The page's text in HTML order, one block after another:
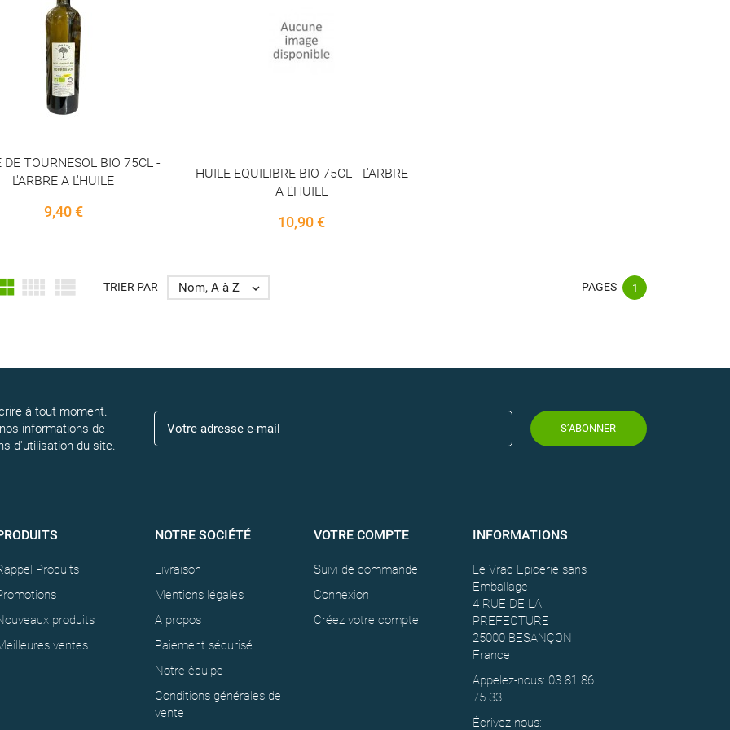
DE TOURNESOL BIO 75CL -
L'ARBRE A L'HUILE
Price
9,40 €
HUILE EQUILIBRE BIO 75CL - L'ARBRE
A L'HUILE
Price
10,90 €
  TRIER PAR Nom, A à Z  PAGES 1
à tout moment.
informations de
d'utilisation du site.
S’ABONNER
Produits
produits
ventes
NOTRE SOCIÉTÉ
Livraison
Mentions légales
A propos
Paiement sécurisé
Notre équipe
Conditions générales de
vente
VOTRE COMPTE
Suivi de commande
Connexion
Créez votre compte
INFORMATIONS
Le Vrac Epicerie sans
Emballage
4 RUE DE LA
PREFECTURE
25000 BESANÇON
France
Appelez-nous: 03 81 86
75 33
Écrivez-nous: